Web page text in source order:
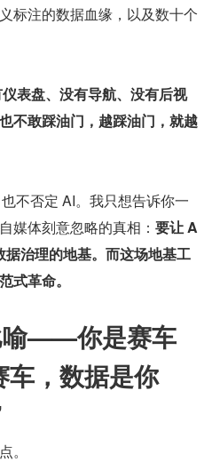
标注的数据血缘，以及数十个
表盘、没有导航、没有后视
敢踩油门，越踩油门，就越
不否定 AI。我只想告诉你一
媒体刻意忽略的真相： 要让 A
治理的地基。而这场地基工
式革命。
喻——你是赛车
，数据是你
。